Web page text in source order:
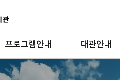
프로그램안내 대관안내